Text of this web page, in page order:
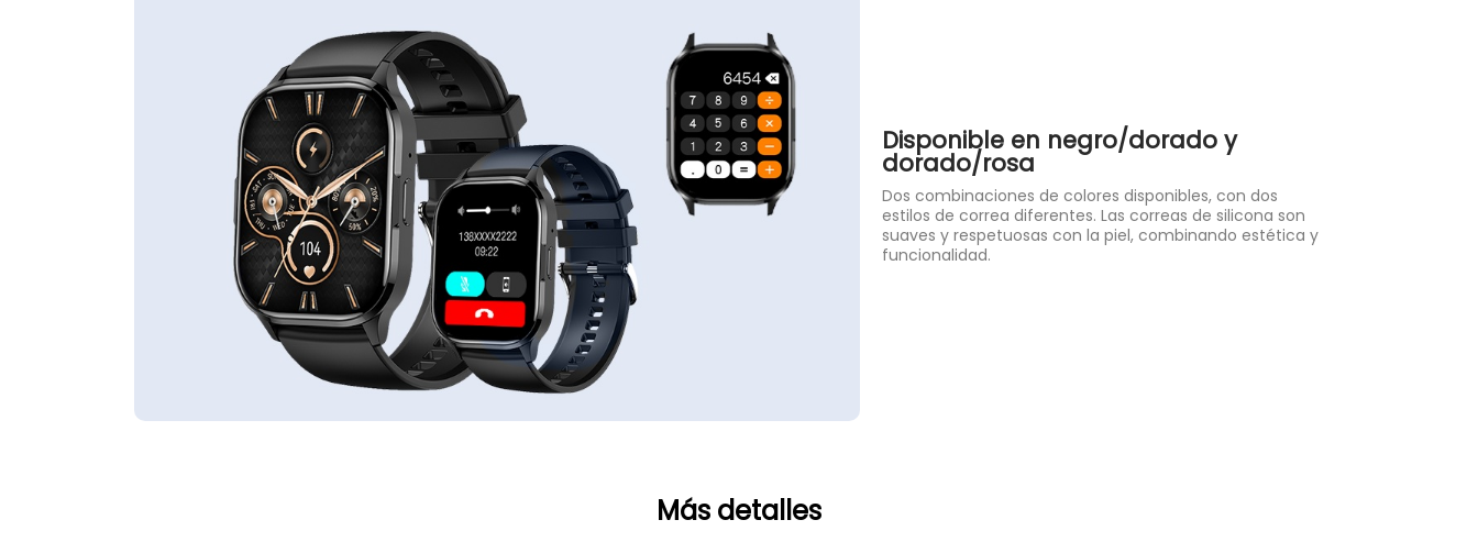
Disponible en negro/dorado y
dorado/rosa
Dos combinaciones de colores disponibles, con dos
estilos de correa diferentes. Las correas de silicona son
suaves y respetuosas con la piel, combinando estética y
funcionalidad.
Más detalles